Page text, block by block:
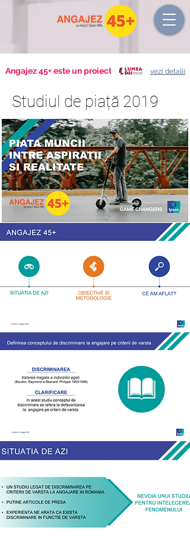
Angajez 45+ este un proiect vezi detalii
Studiul de piață 2019